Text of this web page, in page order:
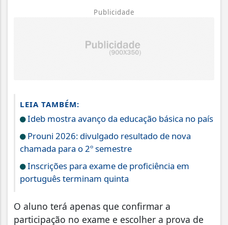
Publicidade
LEIA TAMBÉM:
Ideb mostra avanço da educação básica no país
Prouni 2026: divulgado resultado de nova
chamada para o 2º semestre
Inscrições para exame de proficiência em
português terminam quinta
O aluno terá apenas que confirmar a
participação no exame e escolher a prova de